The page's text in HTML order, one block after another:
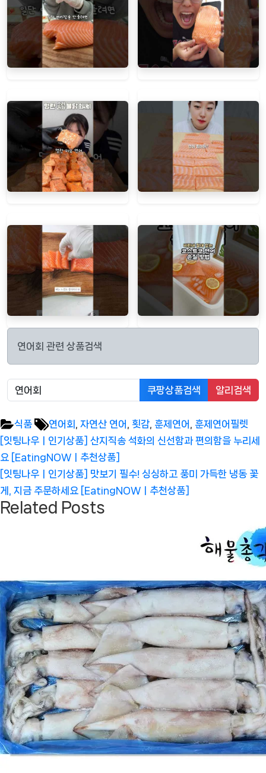
연어회 관련 상품검색
쿠팡상품검색 알리검색
식품 Tags:
연어회 자연산 연어 횟감 훈제연어 훈제연어필렛
글
탐
색
Previous
Post:
[잇팅나우ㅣ인기상품] 산지직송 석화의 신선함과 편의함을 누리세
요 [EatingNOWㅣ추천상품]
Next
Post:
[잇팅나우ㅣ인기상품] 맛보기 필수! 싱싱하고 풍미 가득한 냉동 꽃
게, 지금 주문하세요 [EatingNOWㅣ추천상품]
Related Posts